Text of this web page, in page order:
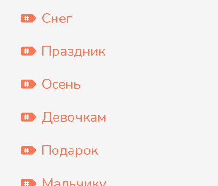
Снег
Праздник
Осень
Девочкам
Подарок